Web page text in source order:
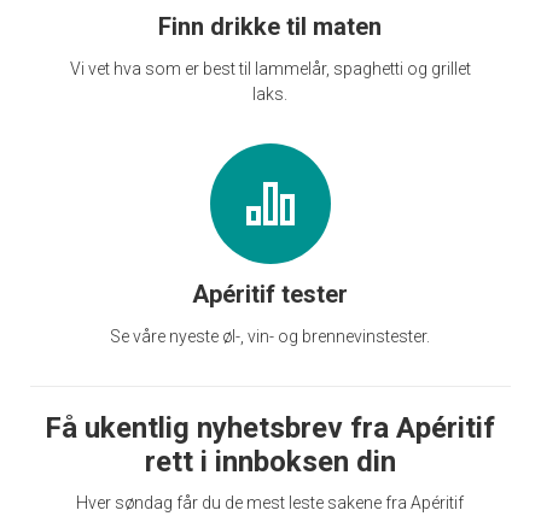
Finn drikke til maten
Vi vet hva som er best til lammelår, spaghetti og grillet
laks.
Apéritif tester
Se våre nyeste øl-, vin- og brennevinstester.
Få ukentlig nyhetsbrev fra Apéritif
rett i innboksen din
Hver søndag får du de mest leste sakene fra Apéritif